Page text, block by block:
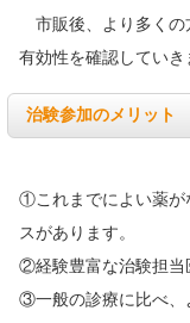
市販後、より多くの
有効性を確認していき
治験参加のメリット
①これまでによい薬が
スがあります。
②経験豊富な治験担当
③一般の診療に比べ、